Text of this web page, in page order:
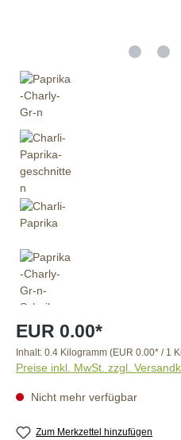
EUR 0.00*
Inhalt: 0.4 Kilogramm (EUR 0.00* / 1
Preise inkl. MwSt. zzgl.
Nicht mehr verfügbar
Zum Merkzettel hinzufügen